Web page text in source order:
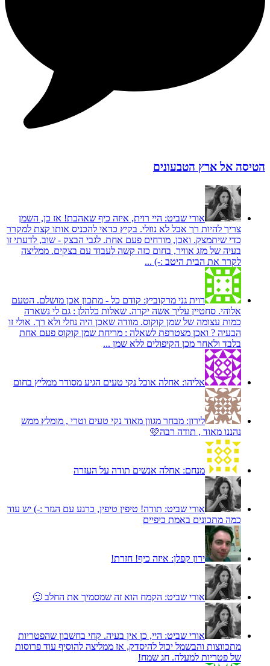
הטיסה אל ארץ הטבעונים
אורי שביט: היי רוית, איזה כיף שאהבת! אז כן, השמן
צריך להיות רך אבל לא נוזלי. בקיץ כדאי להכניס אותו קצת למקרר
כדי שיתמצק. ואכן, מורחים פעם אחת. לגבי הבצק - שוב, לדעתי זו
בעיה של מזג אוויר, בחום כזה קשה לעבוד עם בצקים. ממליצה
לקרר את הבית היטב :-) ...
רוית גני מרקוביץ: קודם כל - מתכון אכן מושלם. הטעם
אלוהי. סחטיין עליך אשה יקרה. שאלות כלהלן : גם לי נשארה
כמות עצומה של שמן קוקוס. מוודה שאכן היה נוזלי ולא רך. אולי זו
הבעיה ? ואכן מצטרפת לשאלה : מריחת שמן קוקוס פעם אחת
בלבד ולאחר מכן הקיפולים ללא שמן ...
אליהו: אחלה אוכל נקי טעים הגיע מסודר ממליץ בחום
לירון: מבחר מגוון מאוד נקי טעים וטרי , מומלץ ממש
נהננו מאוד , תודה רבה🩷
מנחם: אחלה אנשים תודה על העזרה
אורי שביט: תודה! טיפין טיפין, כרגע עם הגזר :-) יש עוד
כמה מתכונים באמת כיפיים
ירון קפלן: איזה כיף! חזרת!
אורי שביט: הקמח הוא זה שמסמיך את החלב 🙂
אורי שביט: היי, כן אין בעיה. קחי בחשבון שהפטריות
מתכווצות והבשמל יכול להיסדק, אז ממליצה להוסיף עוד פרוסות
של פטריות למעלה. חג שמח!